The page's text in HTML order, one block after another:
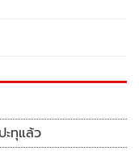
ะทุแล้ว